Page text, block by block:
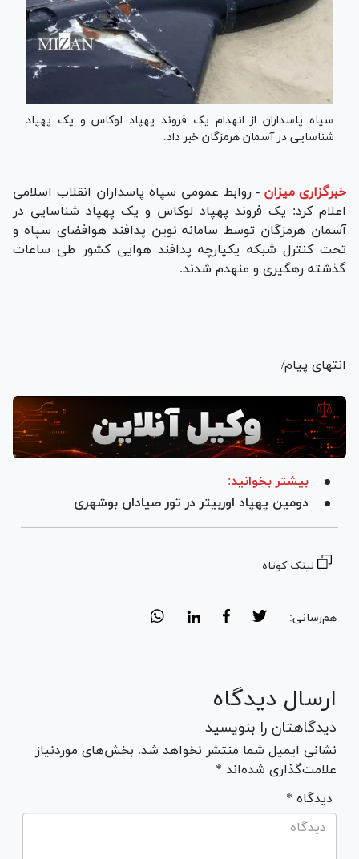
سپاه پاسداران از انهدام یک فروند پهپاد لوکاس و یک پهپاد
شناسایی در آسمان هرمزگان خبر داد.
خبرگزاری میزان - روابط عمومی سپاه پاسداران انقلاب اسلامی
اعلام کرد: یک فروند پهپاد لوکاس و یک پهپاد شناسایی در
آسمان هرمزگان توسط سامانه نوین پدافند هوافضای سپاه و
تحت کنترل شبکه یکپارچه پدافند هوایی کشور طی ساعات
گذشته رهگیری و منهدم شدند.
انتهای پیام/
بیشتر بخوانید:
دومین پهپاد اوربیتر در تور صیادان بوشهری
لینک کوتاه
هم‌رسانی:
ارسال دیدگاه
دیدگاهتان را بنویسید
نشانی ایمیل شما منتشر نخواهد شد. بخش‌های موردنیاز
علامت‌گذاری شده‌اند *
* دیدگاه